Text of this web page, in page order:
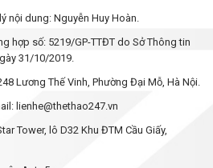
nội dung: Nguyễn Huy Hoàn.
hợp số: 5219/GP-TTĐT do Sở Thông tin
31/10/2019.
Lương Thế Vinh, Phường Đại Mỗ, Hà Nội.
lienhe@thethao247.vn
Tower, lô D32 Khu ĐTM Cầu Giấy,